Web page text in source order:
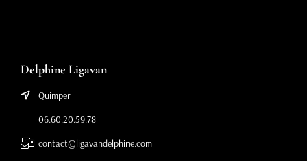
Delphine Ligavan
Quimper
06.60.20.59.78
contact@ligavandelphine.com